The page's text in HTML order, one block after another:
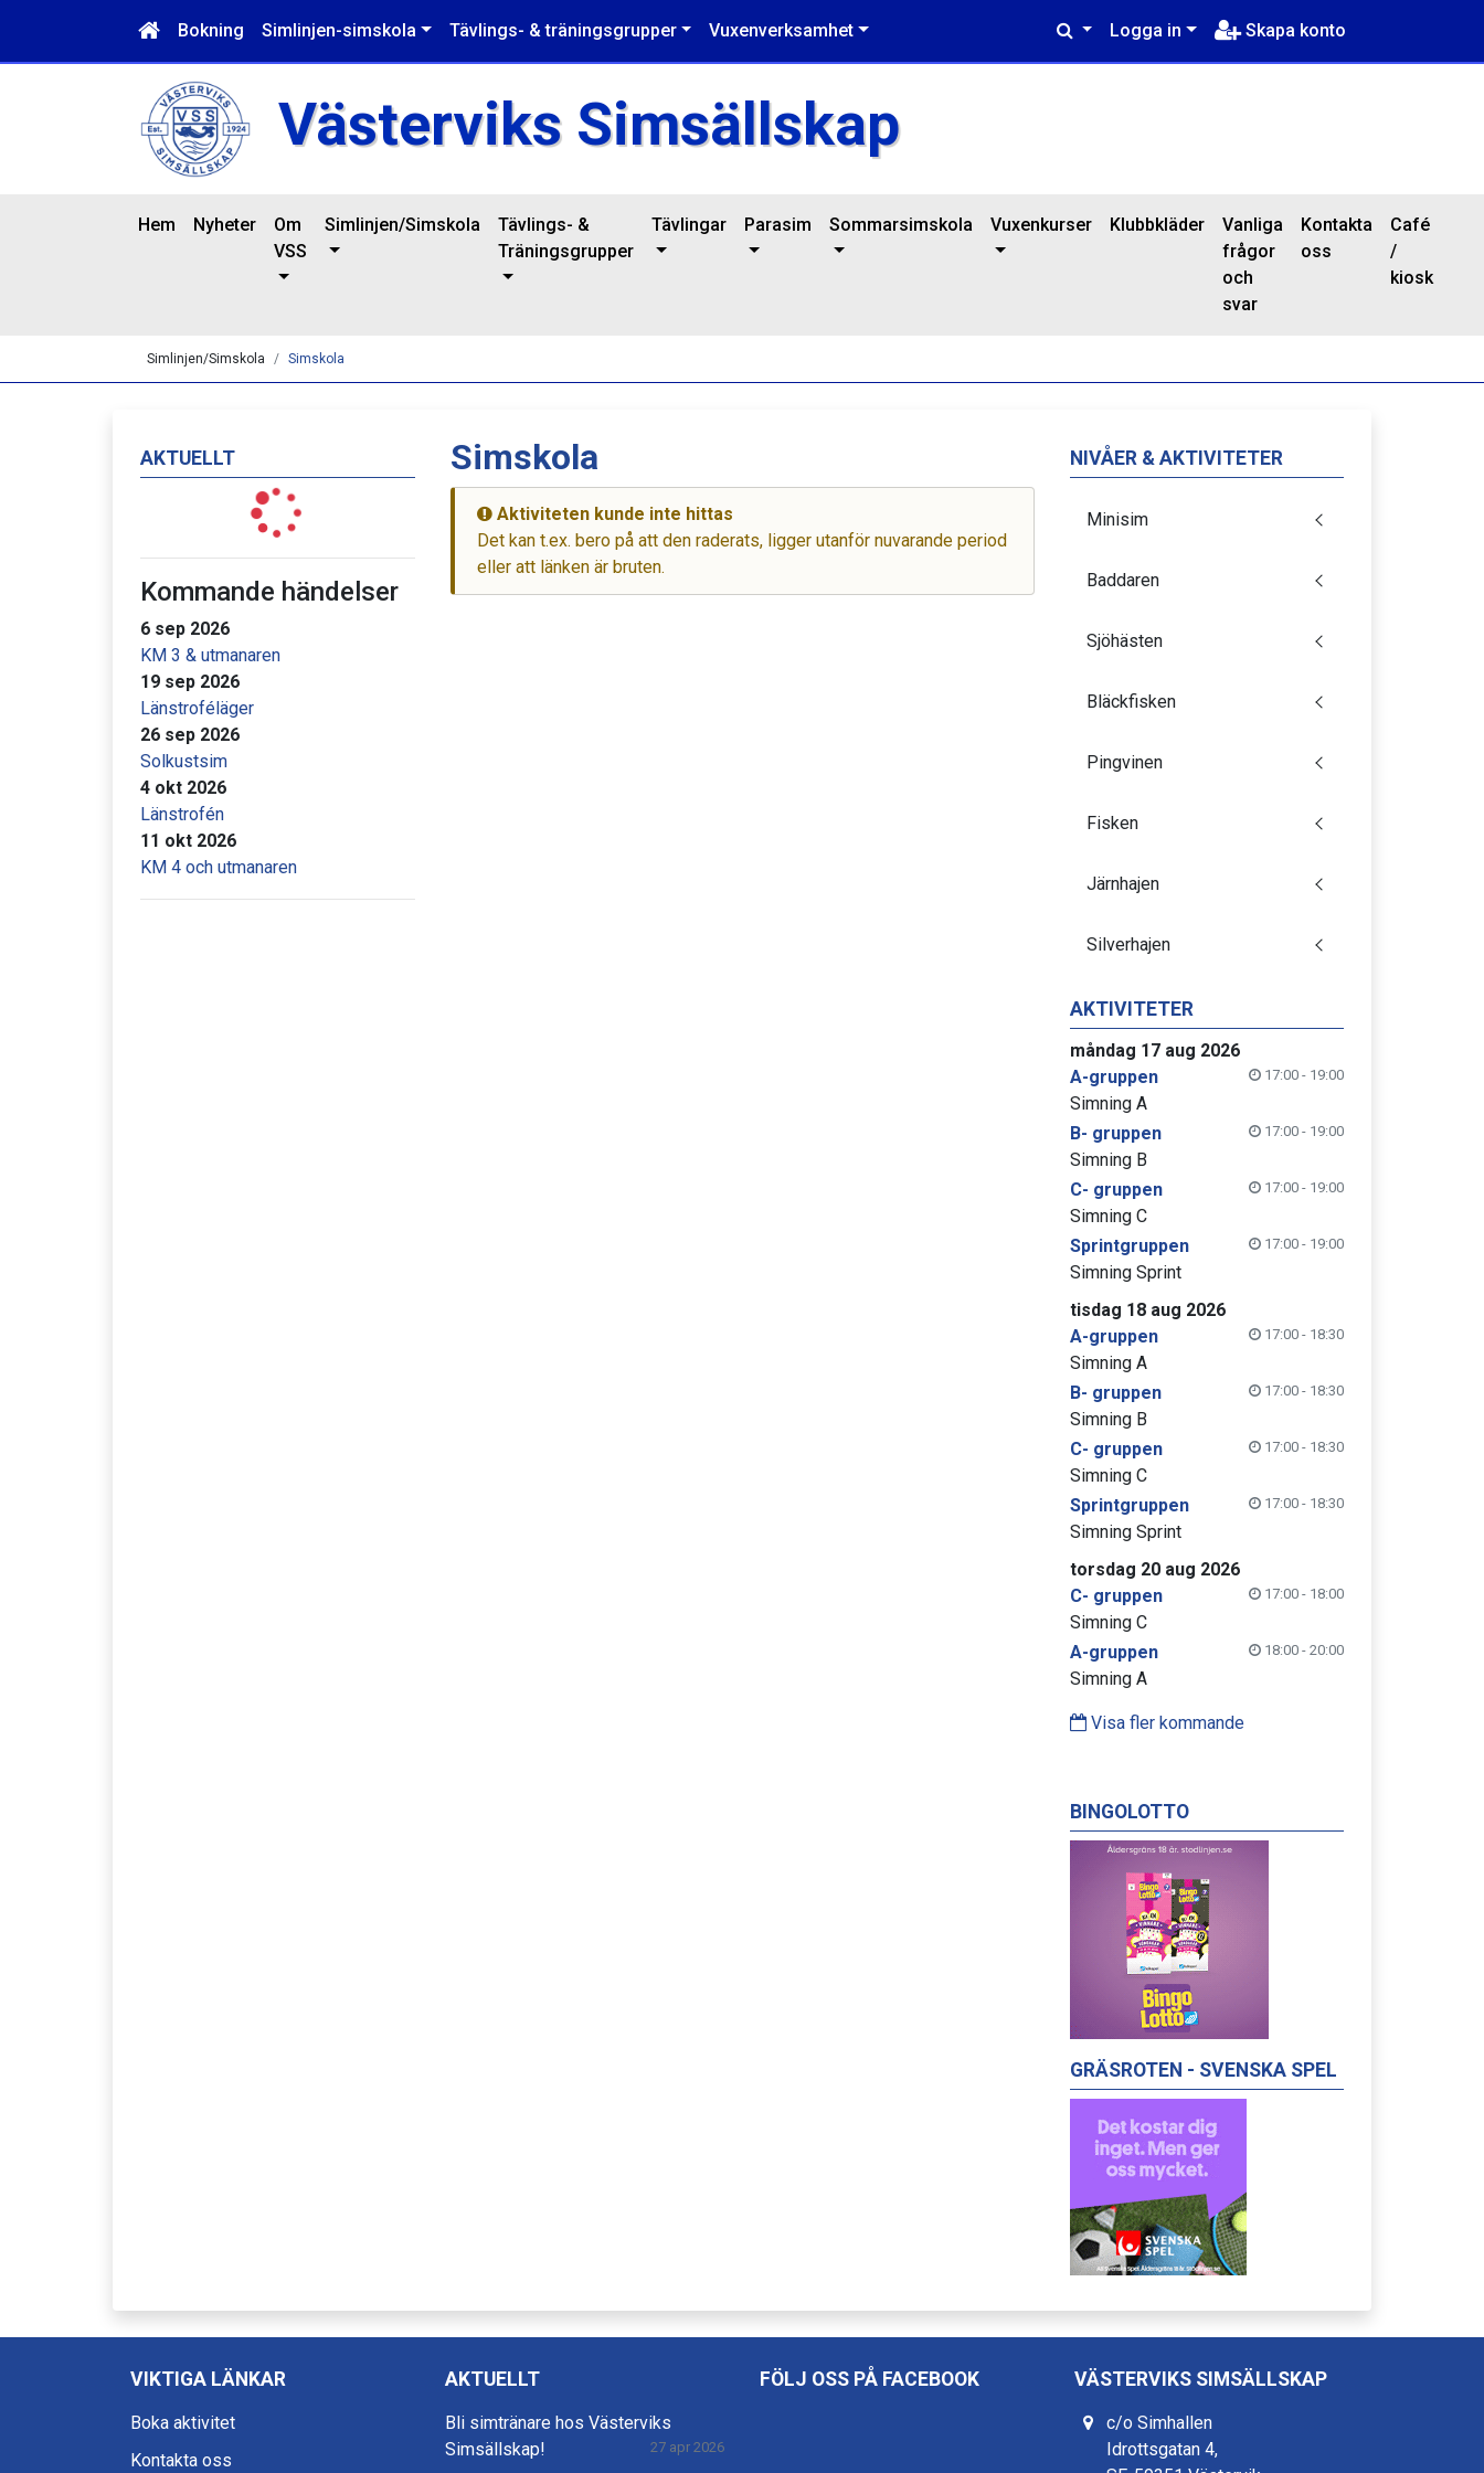
Bokning Simlinjen-simskola Tävlings- & träningsgrupper Vuxenverksamhet Logga in Skapa konto
Västerviks Simsällskap
Hem Nyheter
Om
VSS
Simlinjen/Simskola
Tävlings- &
Träningsgrupper
Tävlingar Parasim Sommarsimskola Vuxenkurser Klubbkläder
Vanliga
frågor
och
svar
Kontakta
oss
Café
/
kiosk
Simlinjen/Simskola Simskola
AKTUELLT
Kommande händelser
6 sep 2026
KM 3 & utmanaren
19 sep 2026
Länstroféläger
26 sep 2026
Solkustsim
4 okt 2026
Länstrofén
11 okt 2026
KM 4 och utmanaren
Simskola
Aktiviteten kunde inte hittas
Det kan t.ex. bero på att den raderats, ligger utanför nuvarande period
eller att länken är bruten.
NIVÅER & AKTIVITETER
Minisim
Baddaren
Sjöhästen
Bläckfisken
Pingvinen
Fisken
Järnhajen
Silverhajen
AKTIVITETER
måndag 17 aug 2026
A-gruppen
17:00 - 19:00
Simning A
B- gruppen
17:00 - 19:00
Simning B
C- gruppen
17:00 - 19:00
Simning C
Sprintgruppen
17:00 - 19:00
Simning Sprint
tisdag 18 aug 2026
A-gruppen
17:00 - 18:30
Simning A
B- gruppen
17:00 - 18:30
Simning B
C- gruppen
17:00 - 18:30
Simning C
Sprintgruppen
17:00 - 18:30
Simning Sprint
torsdag 20 aug 2026
C- gruppen
17:00 - 18:00
Simning C
A-gruppen
18:00 - 20:00
Simning A
Visa fler kommande
BINGOLOTTO
GRÄSROTEN - SVENSKA SPEL
VIKTIGA LÄNKAR
Boka aktivitet
Kontakta oss
AKTUELLT
Bli simtränare hos Västerviks
Simsällskap!
27 apr 2026
FÖLJ OSS PÅ FACEBOOK VÄSTERVIKS SIMSÄLLSKAP
c/o Simhallen
Idrottsgatan 4,